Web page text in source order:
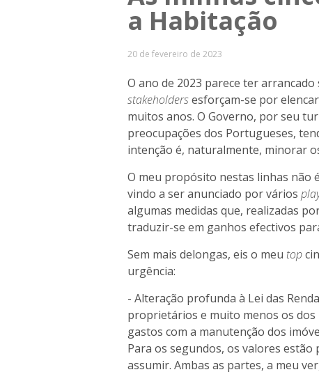
a Habitação
20 de fevereiro de 2023
O ano de 2023 parece ter
stakeholdersesforçam-se por
muitos anos. O Governo, por seu
preocupações dos Portugueses,
intenção é, naturalmente, minorar
O meu propósito nestas linhas não
vindo a ser anunciado por vários
algumas medidas que, realizadas
traduzir-se em ganhos efectivos
Sem mais delongas, eis o meu top
urgência:
- Alteração profunda à Lei das
proprietários e muito menos os
gastos com a manutenção dos
Para os segundos, os valores
assumir. Ambas as partes, a meu